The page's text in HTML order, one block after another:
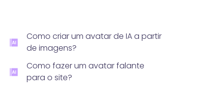
Como criar um avatar de IA a partir
de imagens?
Como fazer um avatar falante
para o site?